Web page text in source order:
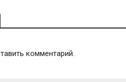
комментарий.